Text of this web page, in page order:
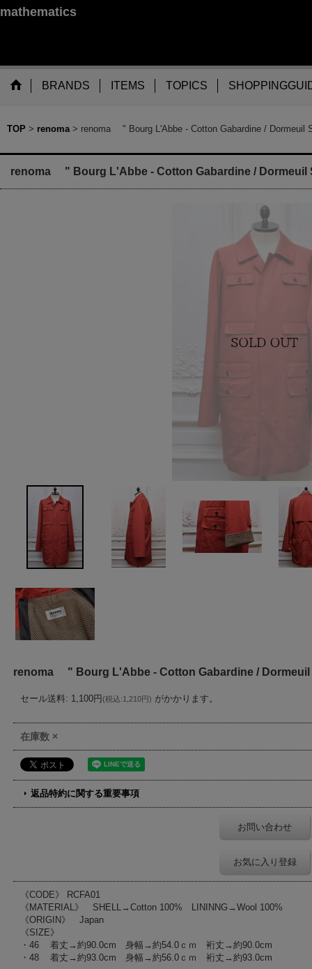
mathematics
BRANDS ITEMS TOPICS
TOP > renoma > renoma " Bourg L'Abbe - Cotton Gabardine / Dormeuil
renoma " Bourg L'Abbe - Cotton Gabardine /
renoma " Bourg L'Abbe - Cotton Gabardine /
セール送料: 1,100円 (税込:1,210円) がかかります。
在庫数 ×
返品特約に関する重要事項
お問い合わせ
お気に入り登録
《CODE》 RCFA01
《MATERIAL》 SHELL→Cotton 100% LININNG→Wool 100%
《ORIGIN》 Japan
《SIZE》
・46 着丈→約90.0cm 身幅→約54.0ｃｍ 裄丈→約90.0cm
・48 着丈→約93.0cm 身幅→約56.0ｃｍ 裄丈→約93.0cm